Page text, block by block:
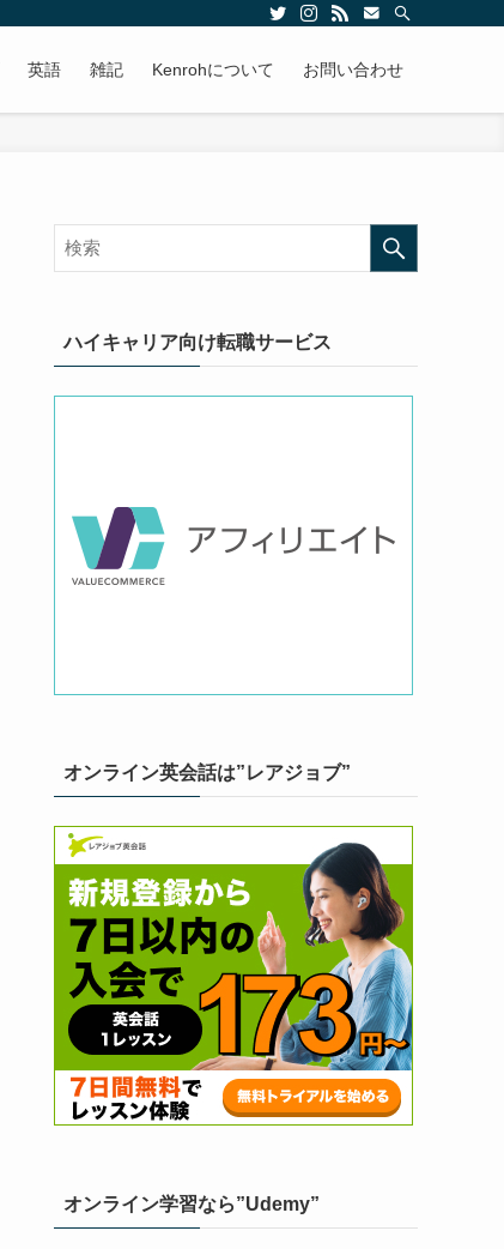
英語 雑記 Kenrohについて お問い合わせ
ハイキャリア向け転職サービス
オンライン英会話は”レアジョブ”
オンライン学習なら”Udemy”